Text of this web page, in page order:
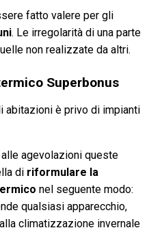
fatto valere per gli
. Le irregolarità di una parte
non realizzate da altri.
Superbonus
abitazioni è privo di impianti
agevolazioni queste
di riformulare la
nel seguente modo:
qualsiasi apparecchio,
climatizzazione invernale